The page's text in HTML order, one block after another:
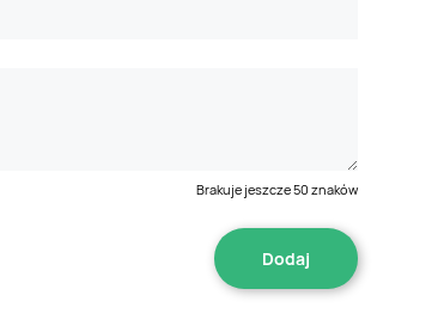
Brakuje jeszcze50 znaków